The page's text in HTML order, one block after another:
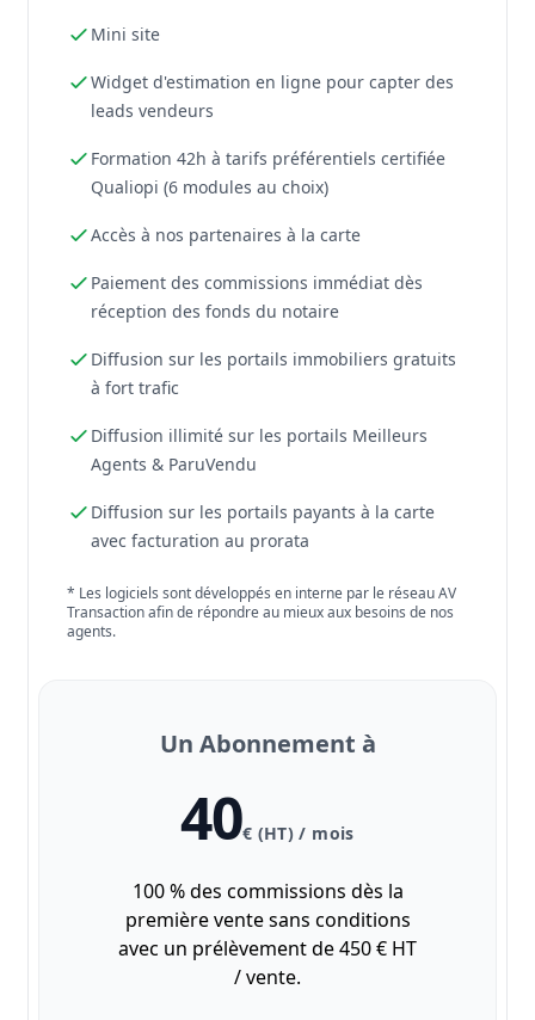
Mini site
Widget d'estimation en ligne pour capter des
leads vendeurs
Formation 42h à tarifs préférentiels certifiée
Qualiopi (6 modules au choix)
Accès à nos partenaires à la carte
Paiement des commissions immédiat dès
réception des fonds du notaire
Diffusion sur les portails immobiliers gratuits
à fort trafic
Diffusion illimité sur les portails Meilleurs
Agents & ParuVendu
Diffusion sur les portails payants à la carte
avec facturation au prorata
* Les logiciels sont développés en interne par le réseau AV
Transaction afin de répondre au mieux aux besoins de nos
agents.
Un Abonnement à
40€ (HT) / mois
100 % des commissions dès la
première vente sans conditions
avec un prélèvement de 450 € HT
/ vente.